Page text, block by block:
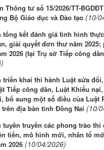
Thông tư số 15/2026/TT-
Bộ Giáo dục và Đào tạo (10/
tổng kết đánh giá tình hình
giải quyết đơn thư năm
2026 (tại Trụ sở Tiếp công
triển khai thi hành Luật sửa
Tiếp công dân, Luật Khiếu
bổ sung một số điều của Luật
địa bàn tỉnh Đồng Nai (10/
tuyên truyền các phong trào
tiến, mô hình mới, nhân tố
2026 (10/04/2026)